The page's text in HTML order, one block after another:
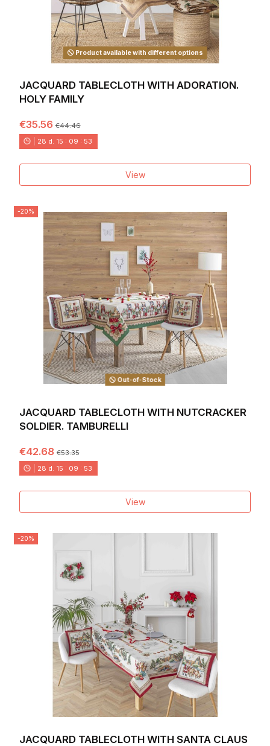
Product available with different options
JACQUARD TABLECLOTH WITH ADORATION.
HOLY FAMILY
€35.56€44.46
28 d. 15 : 09 : 52
View
-20%
Out-of-Stock
JACQUARD TABLECLOTH WITH NUTCRACKER
SOLDIER. TAMBURELLI
€42.68€53.35
28 d. 15 : 09 : 52
View
-20%
JACQUARD TABLECLOTH WITH SANTA CLAUS